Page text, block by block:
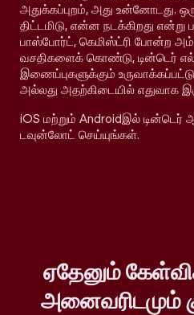
அதுக்கப்புறம், அது உன்னோடது.
திட்டமிடு, என்ன நடக்கிறது
பாஸ்போர்ட், கெமிஸ்ட்ரி போன்ற
வசதிகளைக் கொண்டு, டின்டெர்
இணைப்புகளுக்கும்
அல்லது அதற்கிடையில் எதுவாக
iOS மற்றும் Androidஇல்
டவுன்லோட் செய்யுங்கள்.
ஏதேனும்
அனைவரிடமும்